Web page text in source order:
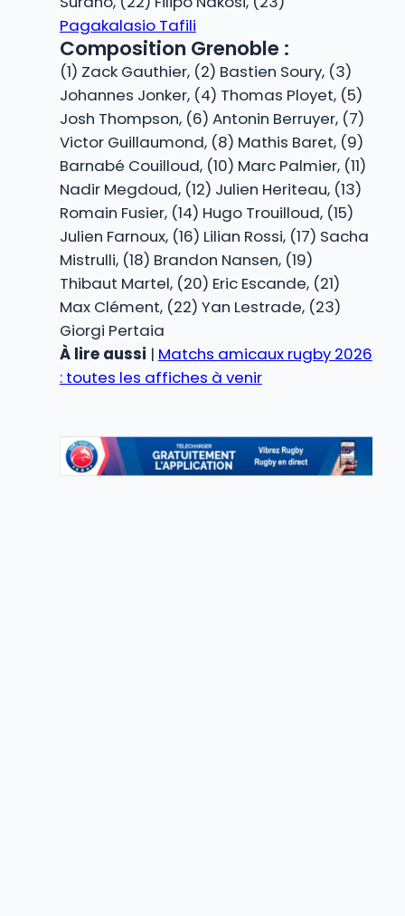
Pagakalasio Tafili
Composition Grenoble :
(1) Zack Gauthier, (2) Bastien Soury, (3)
Johannes Jonker, (4) Thomas Ployet, (5)
Josh Thompson, (6) Antonin Berruyer, (7)
Victor Guillaumond, (8) Mathis Baret, (9)
Barnabé Couilloud, (10) Marc Palmier, (11)
Nadir Megdoud, (12) Julien Heriteau, (13)
Romain Fusier, (14) Hugo Trouilloud, (15)
Julien Farnoux, (16) Lilian Rossi, (17) Sacha
Mistrulli, (18) Brandon Nansen, (19)
Thibaut Martel, (20) Eric Escande, (21)
Max Clément, (22) Yan Lestrade, (23)
Giorgi Pertaia
À lire aussi | Matchs amicaux rugby 2026
: toutes les affiches à venir